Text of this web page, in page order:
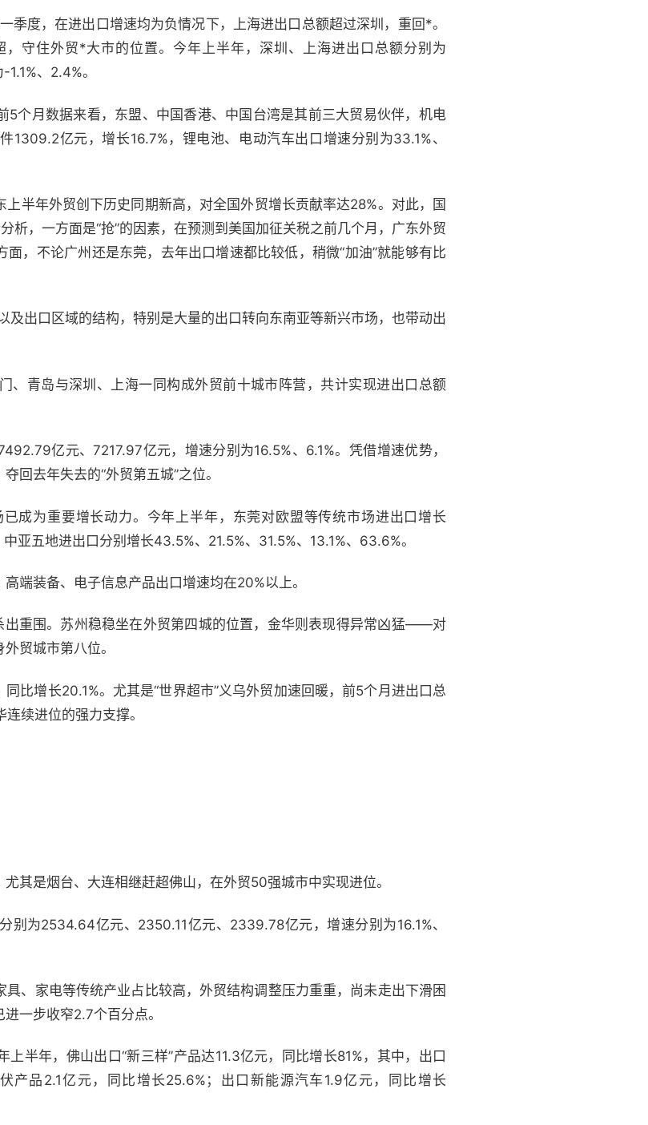
季度，在进出口增速均为负情况下，上海进出口总额超过深圳，重回*。
守住外贸*大市的位置。今年上半年，深圳、上海进出口总额分别为
、2.4%。
5个月数据来看，东盟、中国香港、中国台湾是其前三大贸易伙伴，机电
1309.2亿元，增长16.7%，锂电池、电动汽车出口增速分别为33.1%、
半年外贸创下历史同期新高，对全国外贸增长贡献率达28%。对此，国
析，一方面是“抢”的因素，在预测到美国加征关税之前几个月，广东外贸
，不论广州还是东莞，去年出口增速都比较低，稍微“加油”就能够有比
及出口区域的结构，特别是大量的出口转向东南亚等新兴市场，也带动出
、青岛与深圳、上海一同构成外贸前十城市阵营，共计实现进出口总额
亿元、7217.97亿元，增速分别为16.5%、6.1%。凭借增速优势，
回去年失去的“外贸第五城”之位。
成为重要增长动力。今年上半年，东莞对欧盟等传统市场进出口增长
亚五地进出口分别增长43.5%、21.5%、31.5%、13.1%、63.6%。
端装备、电子信息产品出口增速均在20%以上。
出重围。苏州稳稳坐在外贸第四城的位置，金华则表现得异常凶猛——对
贸城市第八位。
比增长20.1%。尤其是“世界超市”义乌外贸加速回暖，前5个月进出口总
续进位的强力支撑。
其是烟台、大连相继赶超佛山，在外贸50强城市中实现进位。
别为2534.64亿元、2350.11亿元、2339.78亿元，增速分别为16.1%、
、家电等传统产业占比较高，外贸结构调整压力重重，尚未走出下滑困
一步收窄2.7个百分点。
半年，佛山出口“新三样”产品达11.3亿元，同比增长81%，其中，出口
产品2.1亿元，同比增长25.6%；出口新能源汽车1.9亿元，同比增长